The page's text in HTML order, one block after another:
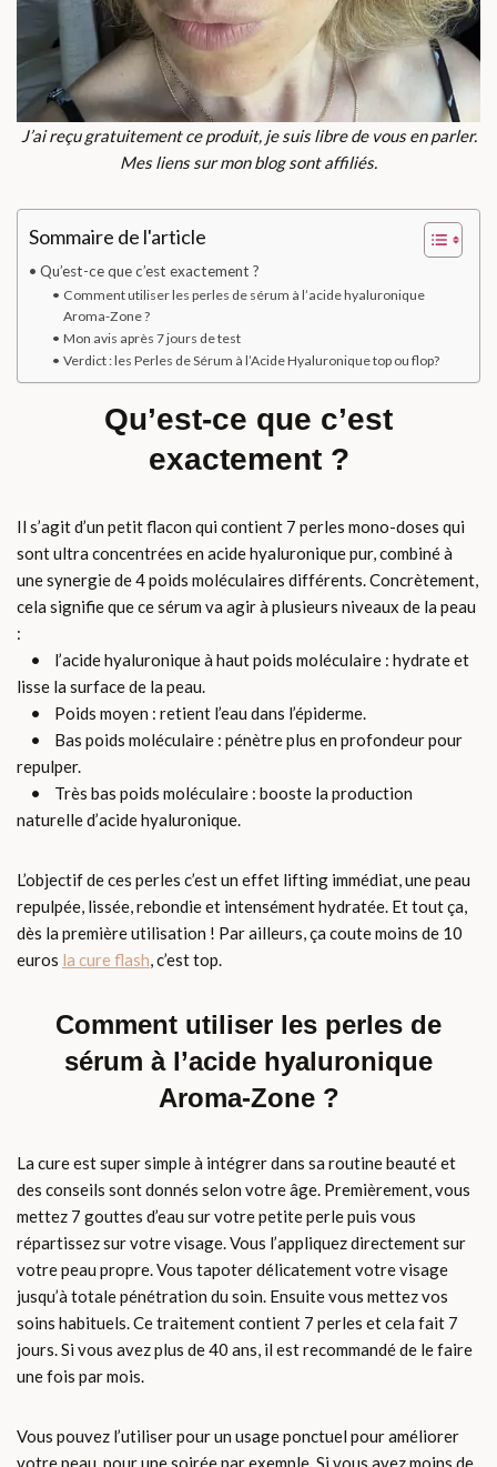
J’ai reçu gratuitement ce produit, je suis libre de vous en parler.
Mes liens sur mon blog sont affiliés.
Sommaire de l'article
Qu’est-ce que c’est exactement ?
Comment utiliser les perles de sérum à l’acide hyaluronique
Aroma-Zone ?
Mon avis après 7 jours de test
Verdict : les Perles de Sérum à l’Acide Hyaluronique top ou flop?
Qu’est-ce que c’est
exactement ?
Il s’agit d’un petit flacon qui contient 7 perles mono-doses qui
sont ultra concentrées en acide hyaluronique pur, combiné à
une synergie de 4 poids moléculaires différents. Concrètement,
cela signifie que ce sérum va agir à plusieurs niveaux de la peau
:
• l’acide hyaluronique à haut poids moléculaire : hydrate et
lisse la surface de la peau.
• Poids moyen : retient l’eau dans l’épiderme.
• Bas poids moléculaire : pénètre plus en profondeur pour
repulper.
• Très bas poids moléculaire : booste la production
naturelle d’acide hyaluronique.
L’objectif de ces perles c’est un effet lifting immédiat, une peau
repulpée, lissée, rebondie et intensément hydratée. Et tout ça,
dès la première utilisation ! Par ailleurs, ça coute moins de 10
euros la cure flash, c’est top.
Comment utiliser les perles de
sérum à l’acide hyaluronique
Aroma-Zone ?
La cure est super simple à intégrer dans sa routine beauté et
des conseils sont donnés selon votre âge. Premièrement, vous
mettez 7 gouttes d’eau sur votre petite perle puis vous
répartissez sur votre visage. Vous l’appliquez directement sur
votre peau propre. Vous tapoter délicatement votre visage
jusqu’à totale pénétration du soin. Ensuite vous mettez vos
soins habituels. Ce traitement contient 7 perles et cela fait 7
jours. Si vous avez plus de 40 ans, il est recommandé de le faire
une fois par mois.
Vous pouvez l’utiliser pour un usage ponctuel pour améliorer
votre peau, pour une soirée par exemple. Si vous avez moins de